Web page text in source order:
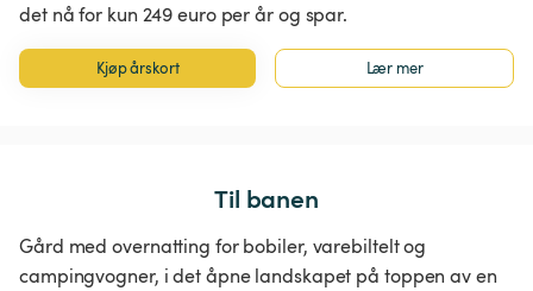
det nå for kun 249 euro per år og spar.
Kjøp årskort Lær mer
Til banen
Gård med overnatting for bobiler, varebiltelt og
campingvogner, i det åpne landskapet på toppen av en